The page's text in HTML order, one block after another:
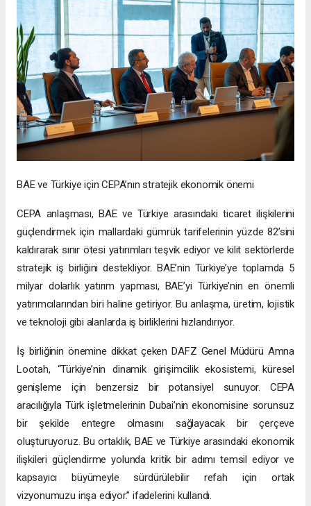
BAE ve Türkiye için CEPA’nın stratejik ekonomik önemi
CEPA anlaşması, BAE ve Türkiye arasındaki ticaret ilişkilerini
güçlendirmek için mallardaki gümrük tarifelerinin yüzde 82’sini
kaldırarak sınır ötesi yatırımları teşvik ediyor ve kilit sektörlerde
stratejik iş birliğini destekliyor. BAE’nin Türkiye’ye toplamda 5
milyar dolarlık yatırım yapması, BAE’yi Türkiye’nin en önemli
yatırımcılarından biri haline getiriyor. Bu anlaşma, üretim, lojistik
ve teknoloji gibi alanlarda iş birliklerini hızlandırıyor.
İş birliğinin önemine dikkat çeken DAFZ Genel Müdürü Amna
Lootah, “Türkiye’nin dinamik girişimcilik ekosistemi, küresel
genişleme için benzersiz bir potansiyel sunuyor. CEPA
aracılığıyla Türk işletmelerinin Dubai’nin ekonomisine sorunsuz
bir şekilde entegre olmasını sağlayacak bir çerçeve
oluşturuyoruz. Bu ortaklık, BAE ve Türkiye arasındaki ekonomik
ilişkileri güçlendirme yolunda kritik bir adımı temsil ediyor ve
kapsayıcı büyümeyle sürdürülebilir refah için ortak
vizyonumuzu inşa ediyor.” ifadelerini kullandı.